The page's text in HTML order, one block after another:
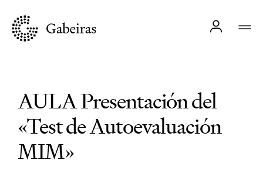
AULA Presentación del
«Test de Autoevaluación
MIM»